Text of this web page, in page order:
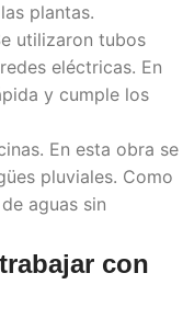
plantas.
utilizaron tubos
eléctricas. En
y cumple los
En esta obra se
pluviales. Como
aguas sin
con